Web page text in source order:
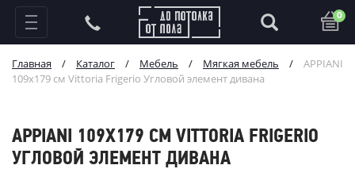
0
Главная / Каталог / Мебель / Мягкая мебель /
APPIANI
109х179 см Vittoria Frigerio Угловой элемент дивана
APPIANI 109Х179 СМ VITTORIA FRIGERIO
УГЛОВОЙ ЭЛЕМЕНТ ДИВАНА